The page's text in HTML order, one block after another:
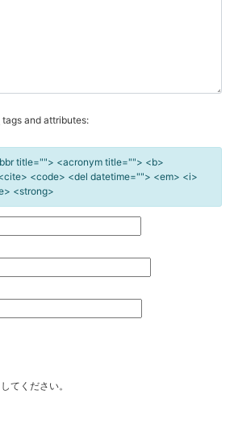
tags and attributes:
title=""> <acronym title=""> <b>
<code> <del datetime=""> <em> <i>
<strong>
てください。